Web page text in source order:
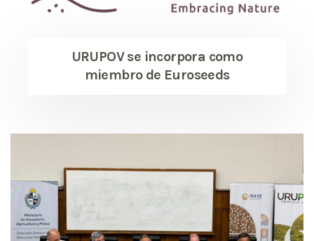
URUPOV se incorpora como
miembro de Euroseeds